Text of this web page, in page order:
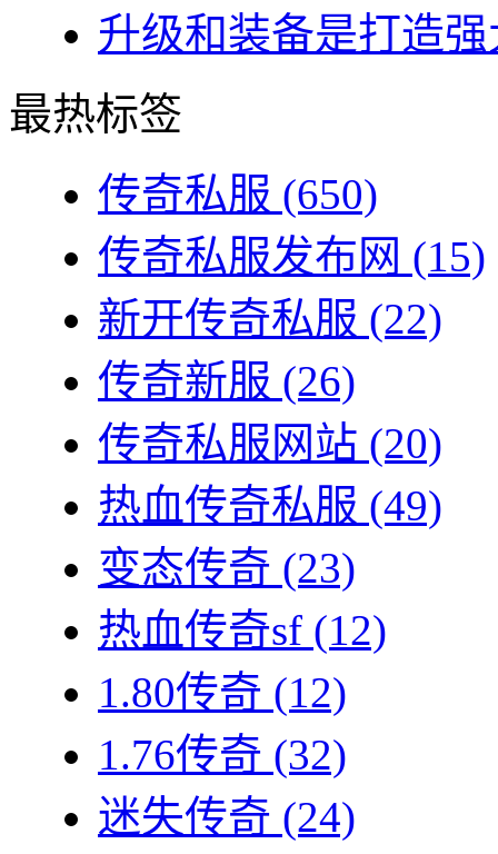
升级和装备是打造
最热标签
传奇私服 (650)
传奇私服发布网 (15)
新开传奇私服 (22)
传奇新服 (26)
传奇私服网站 (20)
热血传奇私服 (49)
变态传奇 (23)
热血传奇sf (12)
1.80传奇 (12)
1.76传奇 (32)
迷失传奇 (24)